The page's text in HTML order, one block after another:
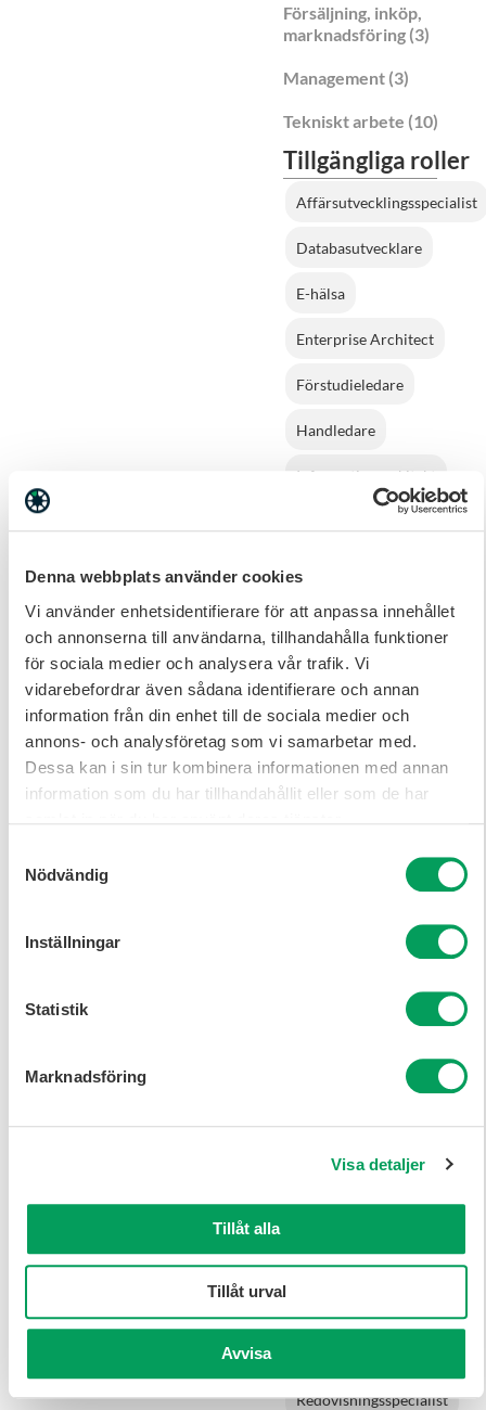
Denna webbplats använder cookies
Vi använder enhetsidentifierare för att anpassa innehållet
och annonserna till användarna, tillhandahålla funktioner
för sociala medier och analysera vår trafik. Vi
vidarebefordrar även sådana identifierare och annan
information från din enhet till de sociala medier och
annons- och analysföretag som vi samarbetar med.
Dessa kan i sin tur kombinera informationen med annan
information som du har tillhandahållit eller som de har
Nödvändig
Inställningar
Statistik
Marknadsföring
Visa detaljer
Tillåt alla
Tillåt urval
Avvisa
Försäljning, inköp,
marknadsföring(3)
Management(3)
Tekniskt arbete (10)
Tillgängliga roller
Affärsutvecklingsspecialist
Databasutvecklare
E-hälsa
Enterprise Architect
Förstudieledare
Handledare
Informationsarkitekt
Ingenjör
Mjukvaruutveckling
IT Specialist
IT-arkitekt IT-inköp
Lösningsarkitekt
Managementkonsult
Maskiningenjör -
Produkter
Maskiningenjör - System
Nätverksspecialist
Redovisningsspecialist